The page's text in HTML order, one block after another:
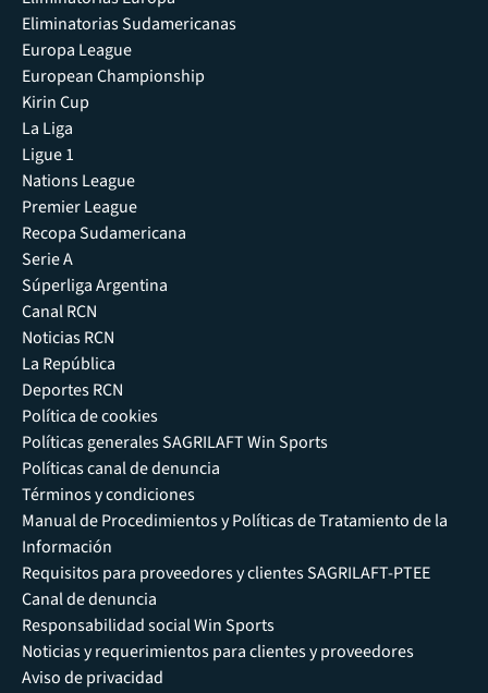
Eliminatorias Sudamericanas
Europa League
European Championship
Kirin Cup
La Liga
Ligue 1
Nations League
Premier League
Recopa Sudamericana
Serie A
Súperliga Argentina
Canal RCN
Noticias RCN
La República
Deportes RCN
Política de cookies
Políticas generales SAGRILAFT Win Sports
Políticas canal de denuncia
Términos y condiciones
Manual de Procedimientos y Políticas de Tratamiento de la
Información
Requisitos para proveedores y clientes SAGRILAFT-PTEE
Canal de denuncia
Responsabilidad social Win Sports
Noticias y requerimientos para clientes y proveedores
Aviso de privacidad